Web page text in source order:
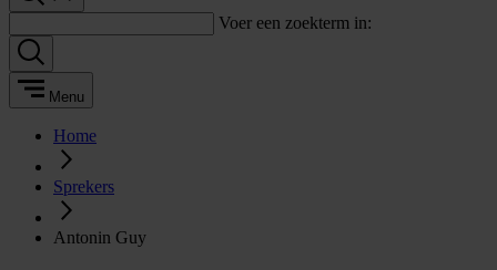
Voer een zoekterm in:
Menu
Home
Sprekers
Antonin Guy